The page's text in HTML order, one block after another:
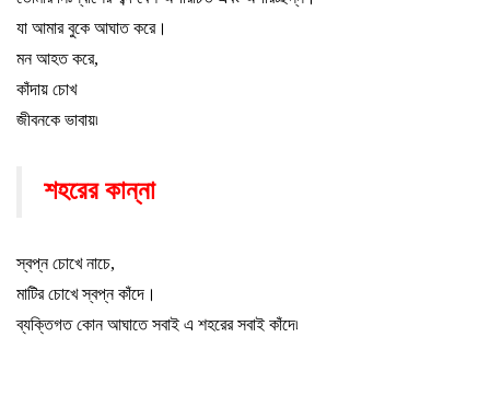
যা আমার বুকে আঘাত করে।
মন আহত করে,
কাঁদায় চোখ
জীবনকে ভাবায়৷
শহরের কান্না
স্বপ্ন চোখে নাচে,
মাটির চোখে স্বপ্ন কাঁদে ।
ব্যক্তিগত কোন আঘাতে সবাই এ শহরের সবাই কাঁদে৷